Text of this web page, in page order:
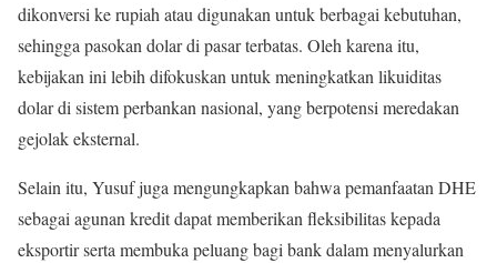
dikonversi ke rupiah atau digunakan untuk berbagai kebutuhan,
sehingga pasokan dolar di pasar terbatas. Oleh karena itu,
kebijakan ini lebih difokuskan untuk meningkatkan likuiditas
dolar di sistem perbankan nasional, yang berpotensi meredakan
gejolak eksternal.
Selain itu, Yusuf juga mengungkapkan bahwa pemanfaatan DHE
sebagai agunan kredit dapat memberikan fleksibilitas kepada
eksportir serta membuka peluang bagi bank dalam menyalurkan